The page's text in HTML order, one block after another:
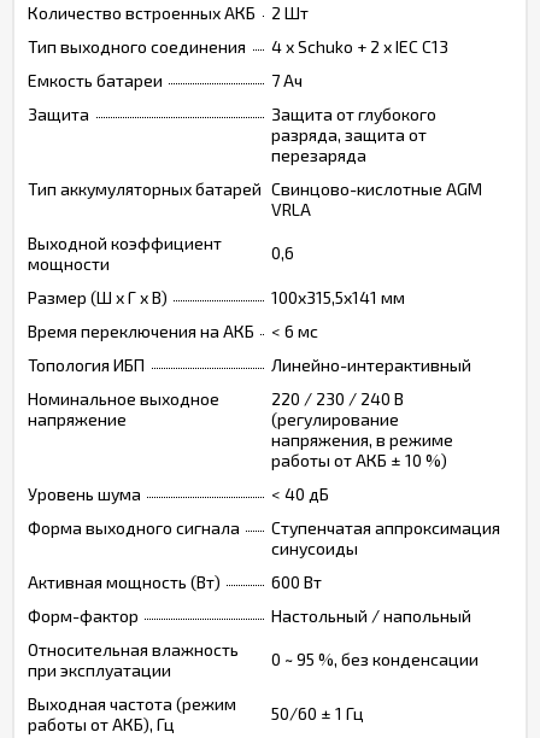
Количество встроенных АКБ
2 Шт
Тип выходного соединения
4 x Schuko + 2 х IEC C13
Емкость батареи
7 Ач
Защита
Защита от глубокого
разряда, защита от
перезаряда
Тип аккумуляторных батарей Свинцово-кислотные AGM
VRLA
Выходной коэффициент
мощности
0,6
Размер (Ш х Г х В)
100x315,5x141 мм
Время переключения на АКБ
< 6 мс
Топология ИБП
Линейно-интерактивный
Номинальное выходное
напряжение
220 / 230 / 240 В
(регулирование
напряжения, в режиме
работы от АКБ ± 10 %)
Уровень шума
< 40 дБ
Форма выходного сигнала
Ступенчатая аппроксимация
синусоиды
Активная мощность (Вт)
600 Вт
Форм-фактор
Настольный / напольный
Относительная влажность
при эксплуатации
0 ~ 95 %, без конденсации
Выходная частота (режим
работы от АКБ), Гц
50/60 ± 1 Гц